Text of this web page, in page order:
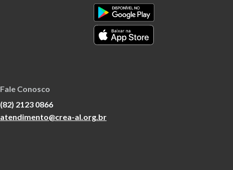
Fale Conosco
(82) 2123 0866
atendimento@crea-al.org.br